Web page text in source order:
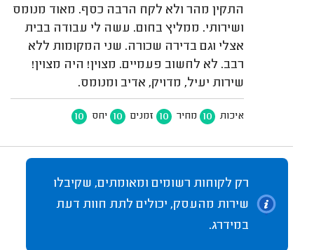
התקין מהר ולא לקח הרבה כסף. מאוד מנומס
ושירותי. ממליץ בחום. עשה לי עבודה בבית
אצלי וגם בדירה שכורה. שני המקומות ללא
רבב. לא לחשוב פעמיים. מצוין! היה מצוין!
שירות יעיל, מדויק, אדיב ומנומס.
איכות 10 מחיר 10 זמנים 10 יחס 10
רק לקוחות רשומים ומאומתים, שקיבלו
שירות מהעסק, יכולים לתת חוות דעת
במידרג.